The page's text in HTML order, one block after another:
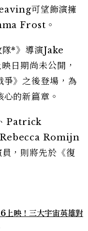
可望飾演擁
Frost。
*》導演Jake
日期尚未公開，
爭》之後登場，為
的新篇章。
Patrick
Romijn
，則將先於《復
上映！三大宇宙英雄對